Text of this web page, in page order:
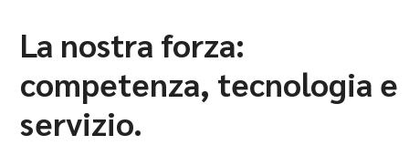
La nostra forza:
competenza, tecnologia e
servizio.